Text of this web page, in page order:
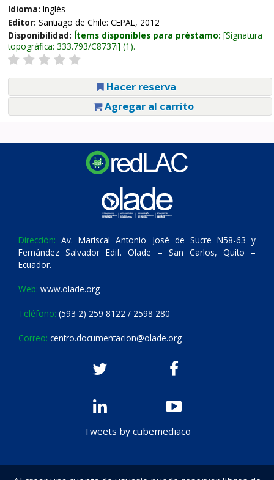
Idioma: Inglés
Editor: Santiago de Chile: CEPAL, 2012
Disponibilidad: Ítems disponibles para préstamo: Signatura
topográfica: 333.793/C8737i (1).
Hacer reserva
Agregar al carrito
Dirección: Av. Mariscal Antonio José de Sucre N58-63 y
Fernández Salvador Edif. Olade – San Carlos, Quito –
Ecuador.
Web: www.olade.org
Teléfono: (593 2) 259 8122 / 2598 280
Correo: centro.documentacion@olade.org
Tweets by cubemediaco